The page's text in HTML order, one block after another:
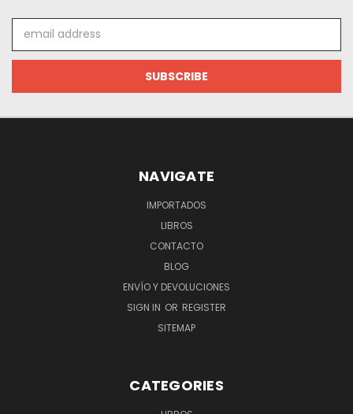
Address
NAVIGATE
IMPORTADOS
LIBROS
CONTACTO
BLOG
ENVÍO Y DEVOLUCIONES
SIGN IN OR REGISTER
SITEMAP
CATEGORIES